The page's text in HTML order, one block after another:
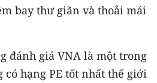
bay thư giãn và thoải mái
đánh giá VNA là một trong
có hạng PE tốt nhất thế giới